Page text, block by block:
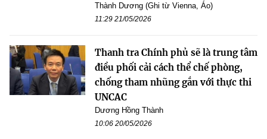
Thành Dương (Ghi từ Vienna, Áo)
11:29 21/05/2026
Thanh tra Chính phủ sẽ là trung tâm
điều phối cải cách thể chế phòng,
chống tham nhũng gắn với thực thi
UNCAC
Dương Hồng Thành
10:06 20/05/2026